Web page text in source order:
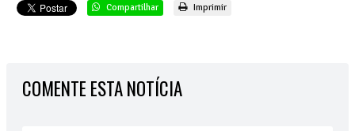
Compartilhar Imprimir
COMENTE ESTA NOTÍCIA